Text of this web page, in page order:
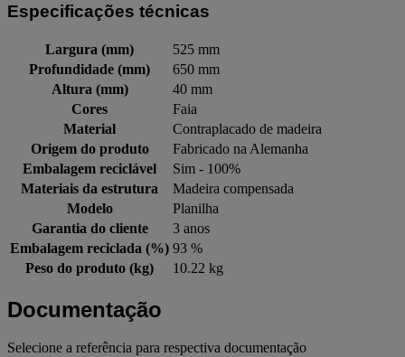
Especificações técnicas
Largura (mm)
525 mm
Profundidade (mm)
650 mm
Altura (mm)
40 mm
Cores
Faia
Material
Contraplacado de madeira
Origem do produto
Fabricado na Alemanha
Embalagem reciclável
Sim - 100%
Materiais da estrutura
Madeira compensada
Modelo
Planilha
Garantia do cliente
3 anos
Embalagem reciclada (%) 93 %
Peso do produto (kg)
10.22 kg
Documentação
Selecione a referência para respectiva documentação